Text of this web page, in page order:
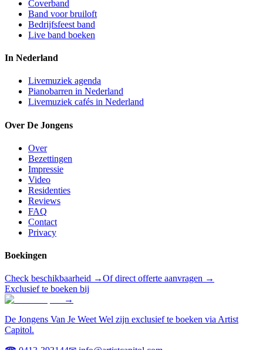
Coverband
Band voor bruiloft
Bedrijfsfeest band
Live band boeken
In Nederland
Livemuziek agenda
Pianobarren in Nederland
Livemuziek cafés in Nederland
Over De Jongens
Over
Bezettingen
Impressie
Video
Residenties
Reviews
FAQ
Contact
Privacy
Boekingen
Check beschikbaarheid →Of direct offerte aanvragen →
Exclusief te boeken bij
→
De Jongens Van Je Weet Wel zijn exclusief te boeken via Artist
Capitol.